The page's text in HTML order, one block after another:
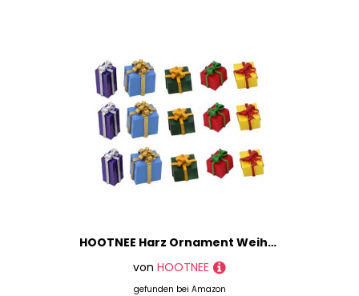
HOOTNEE Harz Ornament Weihnachten Box Charms Box Muster Mobile Aufkleber Liefert Einzigartige Weihnachten
von HOOTNEE
gefunden bei Amazon